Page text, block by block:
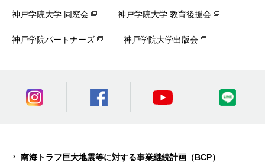
神戸学院大学 同窓会 神戸学院大学 教育後援会
神戸学院パートナーズ 神戸学院大学出版会
南海トラフ巨大地震等に対する事業継続計画（BCP）